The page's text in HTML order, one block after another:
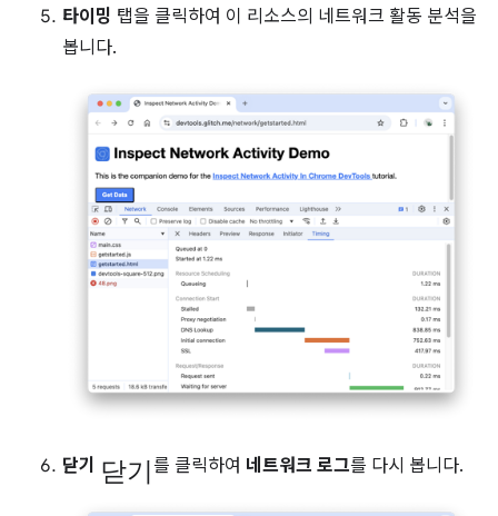
타이밍 탭을 클릭하여 이 리소스의 네트워크 활동 분석을
봅니다.
닫기 닫기를 클릭하여 네트워크 로그를 다시 봅니다.